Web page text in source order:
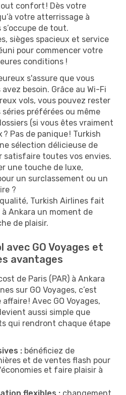
confort ! Dès votre
votre atterrissage à
de tout.
sièges spacieux et service
pour commencer votre
conditions !
s'assure que vous
besoin. Grâce au Wi-Fi
vols, vous pouvez rester
préférées ou même
(si vous êtes vraiment
Pas de panique ! Turkish
sélection délicieuse de
satisfaire toutes vos envies.
une touche de luxe,
un surclassement ou un
?
Turkish Airlines fait
Ankara un moment de
de plaisir.
avec GO Voyages et
avantages
de Paris (PAR) à Ankara
sur GO Voyages, c’est
! Avec GO Voyages,
aussi simple que
qui rendront chaque étape
: bénéficiez de
et de ventes flash pour
et faire plaisir à